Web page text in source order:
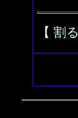
【 割る